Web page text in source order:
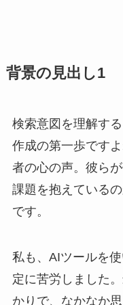
背景の見出し1
検索意図を理解す
作成の第一歩です
者の心の声。彼ら
課題を抱えている
です。
私も、AIツールを
定に苦労しました
かりで、なかなか